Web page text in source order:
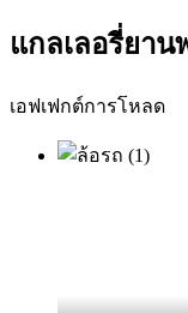
แกลเลอรี่ยาน
เอฟเฟกต์การโหลด